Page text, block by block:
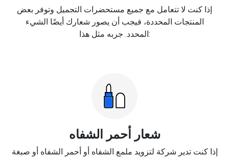
إذا كنت لا تتعامل مع جميع مستحضرات التجميل وتوفر بعض
المنتجات المحددة، فيجب أن يصور شعارك أيضًا الشيء
المحدد. جربه مثل هذا:
شعار أحمر الشفاه
إذا كنت تدير شركة لتزويد ملمع الشفاه أو أحمر الشفاه أو صبغة